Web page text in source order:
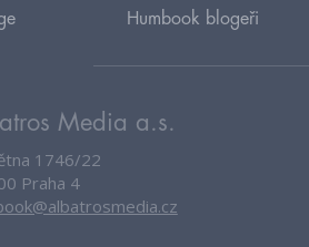
Humbook blogeři
Media a.s.
1746/22
Praha 4